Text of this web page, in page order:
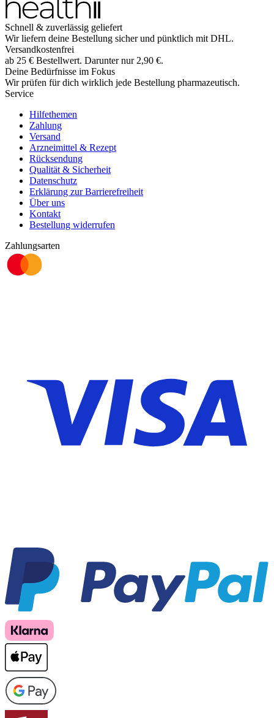
Schnell & zuverlässig geliefert
Wir liefern deine Bestellung sicher und pünktlich mit DHL.
Versandkostenfrei
ab 25 € Bestellwert. Darunter nur 2,90 €.
Deine Bedürfnisse im Fokus
Wir prüfen für dich wirklich jede Bestellung pharmazeutisch.
Service
Hilfethemen
Zahlung
Versand
Arzneimittel & Rezept
Rücksendung
Qualität & Sicherheit
Datenschutz
Erklärung zur Barrierefreiheit
Über uns
Kontakt
Bestellung widerrufen
Zahlungsarten